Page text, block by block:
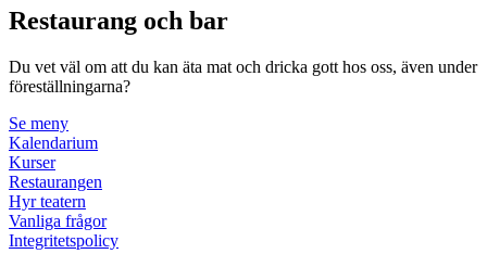
Restaurang och bar
Du vet väl om att du kan äta mat och dricka gott hos oss, även under
föreställningarna?
Se meny
Kalendarium
Kurser
Restaurangen
Hyr teatern
Vanliga frågor
Integritetspolicy